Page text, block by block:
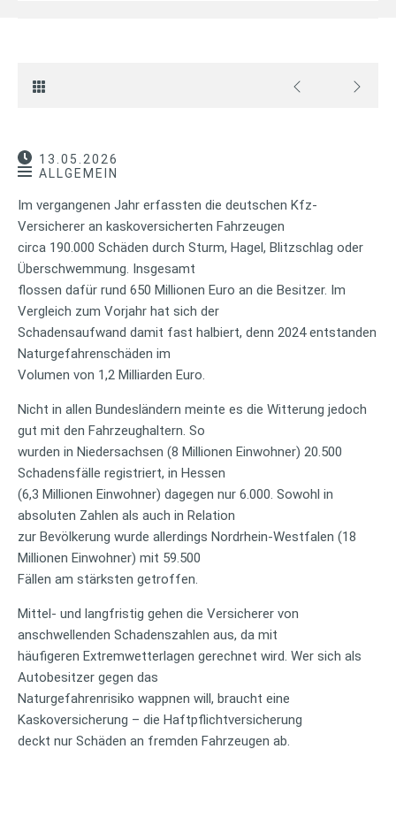
13.05.2026
ALLGEMEIN
Im vergangenen Jahr erfassten die deutschen Kfz-
Versicherer an kaskoversicherten Fahrzeugen
circa 190.000 Schäden durch Sturm, Hagel, Blitzschlag oder
Überschwemmung. Insgesamt
flossen dafür rund 650 Millionen Euro an die Besitzer. Im
Vergleich zum Vorjahr hat sich der
Schadensaufwand damit fast halbiert, denn 2024 entstanden
Naturgefahrenschäden im
Volumen von 1,2 Milliarden Euro.
Nicht in allen Bundesländern meinte es die Witterung jedoch
gut mit den Fahrzeughaltern. So
wurden in Niedersachsen (8 Millionen Einwohner) 20.500
Schadensfälle registriert, in Hessen
(6,3 Millionen Einwohner) dagegen nur 6.000. Sowohl in
absoluten Zahlen als auch in Relation
zur Bevölkerung wurde allerdings Nordrhein-Westfalen (18
Millionen Einwohner) mit 59.500
Fällen am stärksten getroffen.
Mittel- und langfristig gehen die Versicherer von
anschwellenden Schadenszahlen aus, da mit
häufigeren Extremwetterlagen gerechnet wird. Wer sich als
Autobesitzer gegen das
Naturgefahrenrisiko wappnen will, braucht eine
Kaskoversicherung – die Haftpflichtversicherung
deckt nur Schäden an fremden Fahrzeugen ab.